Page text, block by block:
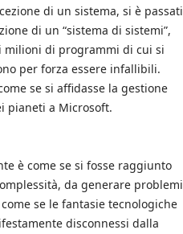
di un sistema, si è passati
di un “sistema di sistemi”,
di programmi di cui si
per forza essere infallibili.
se si affidasse la gestione
pianeti a Microsoft.
è come se si fosse raggiunto
da generare problemi
se le fantasie tecnologiche
disconnessi dalla